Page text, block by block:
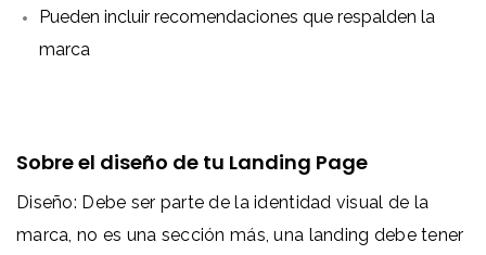
Pueden incluir recomendaciones que respalden la
marca
Sobre el diseño de tu Landing Page
Diseño: Debe ser parte de la identidad visual de la
marca, no es una sección más, una landing debe tener